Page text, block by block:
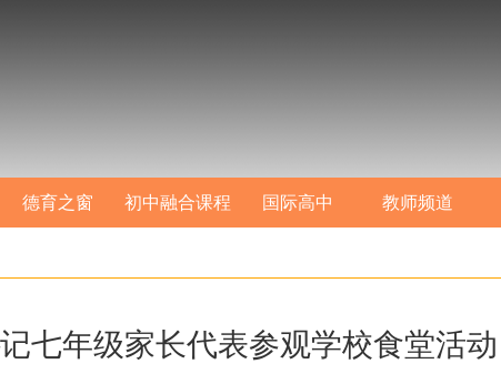
德育之窗 初中融合课程 国际高中 教师频道
七年级家长代表参观学校食堂活动